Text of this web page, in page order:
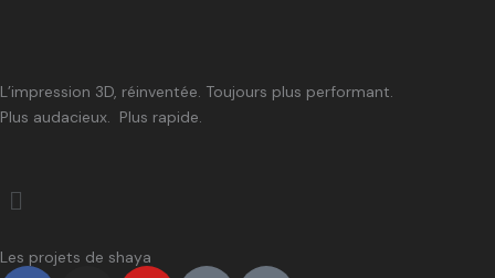
page
L’impression 3D, réinventée. Toujours plus performant.
Plus audacieux. Plus rapide.
Menu
Les projets de shaya